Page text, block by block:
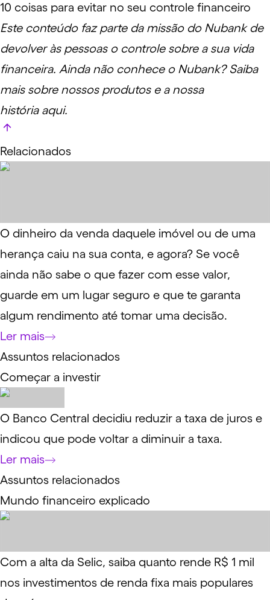
10 coisas para evitar no seu controle financeiro
Este conteúdo faz parte da missão do Nubank de
devolver às pessoas o controle sobre a sua vida
financeira. Ainda não conhece o Nubank? Saiba
mais sobre nossos produtos e a nossa
história aqui.
Relacionados
O dinheiro da venda daquele imóvel ou de uma
herança caiu na sua conta, e agora? Se você
ainda não sabe o que fazer com esse valor,
guarde em um lugar seguro e que te garanta
algum rendimento até tomar uma decisão.
Ler mais
Assuntos relacionados
Começar a investir
O Banco Central decidiu reduzir a taxa de juros e
indicou que pode voltar a diminuir a taxa.
Ler mais
Assuntos relacionados
Mundo financeiro explicado
Com a alta da Selic, saiba quanto rende R$ 1 mil
nos investimentos de renda fixa mais populares